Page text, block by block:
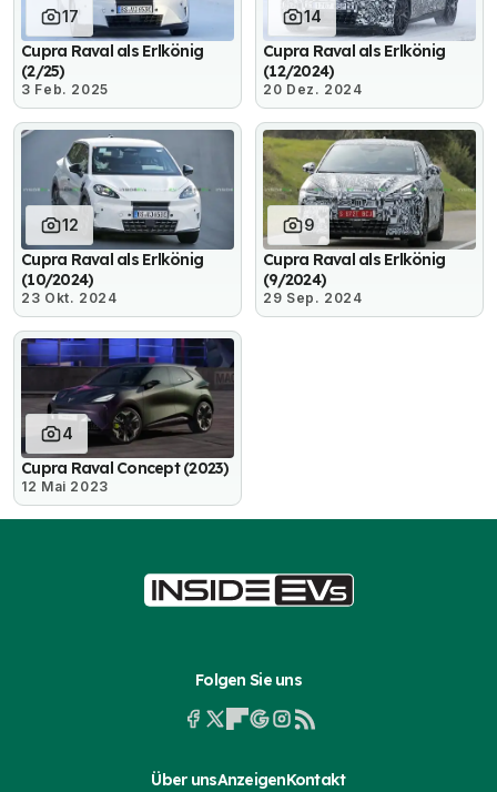
17
Cupra Raval als Erlkönig
(2/25)
3 Feb. 2025
14
Cupra Raval als Erlkönig
(12/2024)
20 Dez. 2024
12
Cupra Raval als Erlkönig
(10/2024)
23 Okt. 2024
9
Cupra Raval als Erlkönig
(9/2024)
29 Sep. 2024
4
Cupra Raval Concept (2023)
12 Mai 2023
Folgen Sie uns
Über unsAnzeigenKontakt